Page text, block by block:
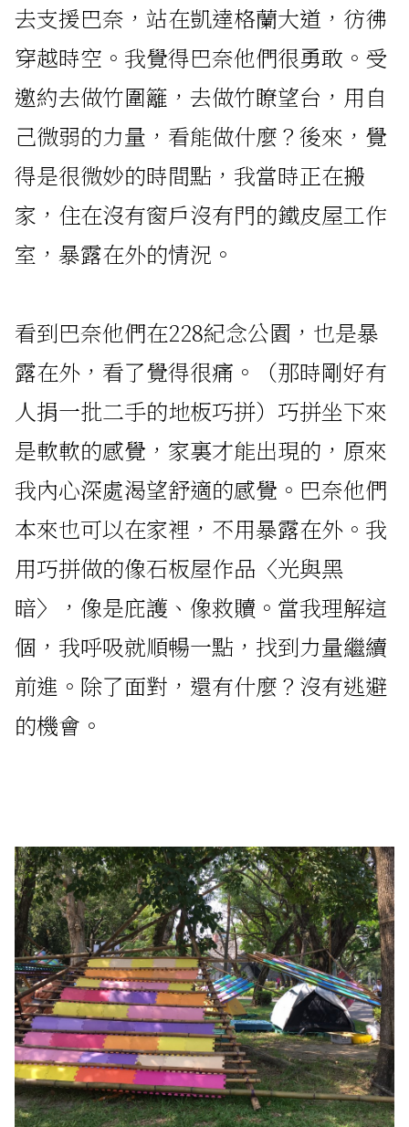
去支援巴奈，站在凱達格蘭大道，彷彿
穿越時空。我覺得巴奈他們很勇敢。受
邀約去做竹圍籬，去做竹瞭望台，用自
己微弱的力量，看能做什麼？後來，覺
得是很微妙的時間點，我當時正在搬
家，住在沒有窗戶沒有門的鐵皮屋工作
室，暴露在外的情況。
看到巴奈他們在228紀念公園，也是暴
露在外，看了覺得很痛。（那時剛好有
人捐一批二手的地板巧拼）巧拼坐下來
是軟軟的感覺，家裏才能出現的，原來
我內心深處渴望舒適的感覺。巴奈他們
本來也可以在家裡，不用暴露在外。我
用巧拼做的像石板屋作品〈光與黑
暗〉，像是庇護、像救贖。當我理解這
個，我呼吸就順暢一點，找到力量繼續
前進。除了面對，還有什麼？沒有逃避
的機會。